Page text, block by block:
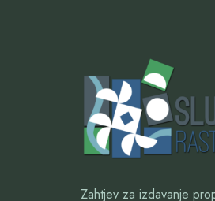
Zahtjev za izdavanje